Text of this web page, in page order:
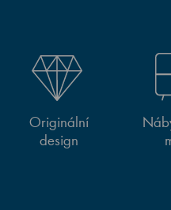
Originální
design